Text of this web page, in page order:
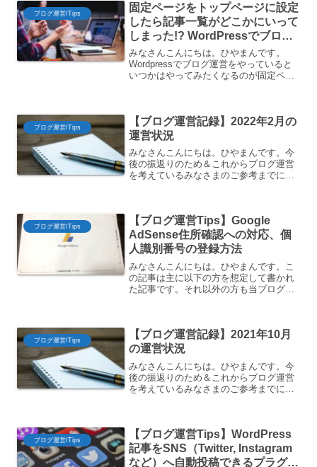
記を実現するWo...
ブログ運営/Tips
固定ページをトップページに設定
したら記事一覧がどこかにいって
しまった!? WordPressでブログ
の記事一覧を表示するための固定
ページの作成方法
みなさんこんにちは。ひやまんです。
Wordpressでブログ運営をやっていると
いつかはやってみたくなるのが固定ペー
型にすることで見栄...
ブログ運営/Tips
【ブログ運営記録】2022年2月の
運営状況
みなさんこんにちは。ひやまんです。今
後の振返りのため＆これからブログ運営
を考えているみなさまのご参考までに、
WINGパッ...
ブログ運営/Tips
【ブログ運営Tips】Google
AdSense住所確認への対応、個
人識別番号の登録方法
みなさんこんにちは。ひやまんです。こ
の記事は主に以下の方を想定して書かれ
た記事です。それ以外の方も当ブログの
ブログ運営/Tips
【ブログ運営記録】2021年10月
の運営状況
みなさんこんにちは。ひやまんです。今
後の振返りのため＆これからブログ運営
を考えているみなさまのご参考までに、
WINGパ...
ブログ運営/Tips
【ブログ運営Tips】WordPress
記事をSNS（Twitter, Instagram
など）へ自動投稿できるプラグイ